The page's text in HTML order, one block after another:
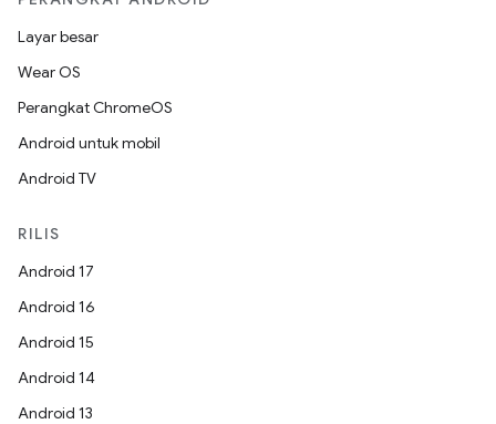
Layar besar
Wear OS
Perangkat ChromeOS
Android untuk mobil
Android TV
RILIS
Android 17
Android 16
Android 15
Android 14
Android 13